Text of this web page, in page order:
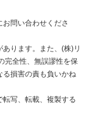
問い合わせくださ
ります。また、(株)リ
完全性、無誤謬性を保
損害の責も負いかね
写、転載、複製する